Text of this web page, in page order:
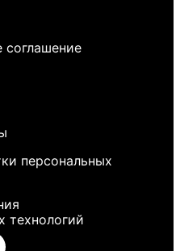
соглашение
персональных
технологий